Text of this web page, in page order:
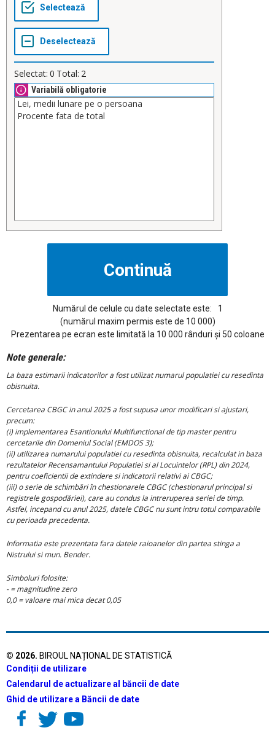
Selectat: 0 Total: 2
Variabilă obligatorie
Numărul de celule cu date selectate este:
1
(numărul maxim permis este de 10 000)
Prezentarea pe ecran este limitată la 10 000 rânduri și 50 coloane
Note generale:
La baza estimarii indicatorilor a fost utilizat numarul populatiei cu resedinta
obisnuita.
Cercetarea CBGC in anul 2025 a fost supusa unor modificari si ajustari,
precum:
(i) implementarea Esantionului Multifunctional de tip master pentru
cercetarile din Domeniul Social (EMDOS 3);
(ii) utilizarea numarului populatiei cu resedinta obisnuita, recalculat in baza
rezultatelor Recensamantului Populatiei si al Locuintelor (RPL) din 2024,
pentru coeficientii de extindere si indicatorii relativi ai CBGC;
(iii) o serie de schimbări în chestionarele CBGC (chestionarul principal si
registrele gospodăriei), care au condus la intreruperea seriei de timp.
Astfel, incepand cu anul 2025, datele CBGC nu sunt intru totul comparabile
cu perioada precedenta.
Informatia este prezentata fara datele raioanelor din partea stinga a
Nistrului si mun. Bender.
Simboluri folosite:
- = magnitudine zero
0,0 = valoare mai mica decat 0,05
© 2026. BIROUL NAȚIONAL DE STATISTICĂ
Condiții de utilizare
Calendarul de actualizare al băncii de date
Ghid de utilizare a Băncii de date